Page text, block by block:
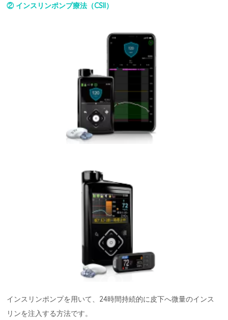
② インスリンポンプ療法（CSII）
インスリンポンプを用いて、24時間持続的に皮下へ微量のインス
リンを注入する方法です。